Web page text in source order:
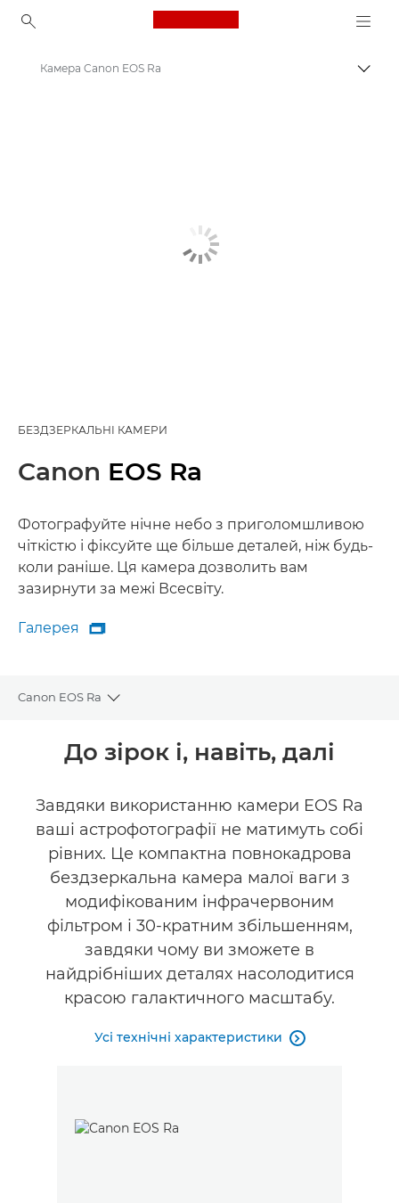
Canon Logo, back to
Камера Canon EOS Ra
БЕЗДЗЕРКАЛЬНІ КАМЕРИ
Canon EOS Ra
Фотографуйте нічне небо з приголомшливою
чіткістю і фіксуйте ще більше деталей, ніж будь-
коли раніше. Ця камера дозволить вам
зазирнути за межі Всесвіту.
Галерея
Галерея

Canon EOS Ra
Toggle breadcrumbs
Галерея
До зірок і, навіть, далі
Завдяки використанню камери EOS Ra
ваші астрофотографії не матимуть собі
рівних. Це компактна повнокадрова
бездзеркальна камера малої ваги з
модифікованим інфрачервоним
фільтром і 30-кратним збільшенням,
завдяки чому ви зможете в
найдрібніших деталях насолодитися
красою галактичного масштабу.
Усі технічні характеристики 